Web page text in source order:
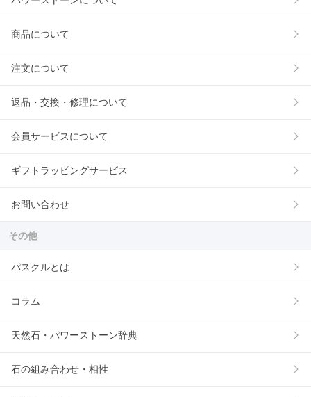
商品について
注文について
返品・交換・修理について
会員サービスについて
ギフトラッピングサービス
お問い合わせ
その他
パスクルとは
コラム
天然石・パワーストーン辞典
石の組み合わせ・相性